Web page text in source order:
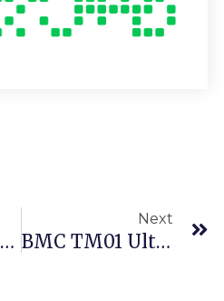
Garmin Fenix 3 抬手背光設定
Next
BMC TM01 Ultegra Bike 2015